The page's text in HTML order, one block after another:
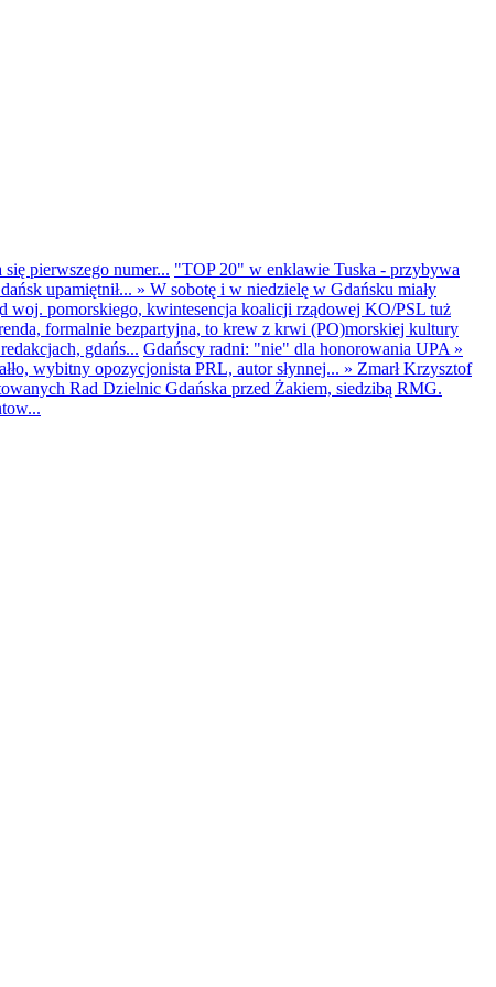
pierwszego numer... "TOP 20" w enklawie Tuska - przybywa
upamiętnił... » W sobotę i w niedzielę w Gdańsku miały
woj. pomorskiego, kwintesencja koalicji rządowej KO/PSL tuż
formalnie bezpartyjna, to krew z krwi (PO)morskiej kultury
gdańs... Gdańscy radni: "nie" dla honorowania UPA »
wybitny opozycjonista PRL, autor słynnej... » Zmarł Krzysztof
Rad Dzielnic Gdańska przed Żakiem, siedzibą RMG.